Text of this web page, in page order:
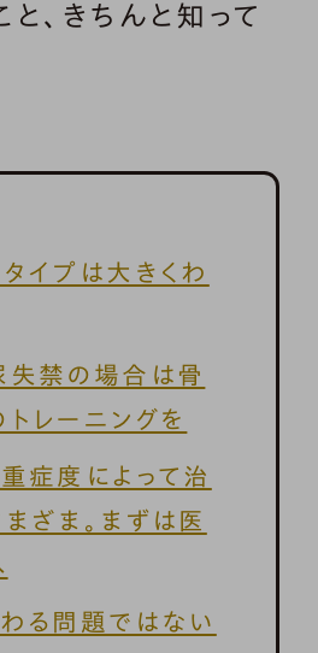
と、きちんと知って
イプは大きくわ
失禁の場合は骨
レーニングを
症度によって治
ざま。まずは医
わる問題ではない